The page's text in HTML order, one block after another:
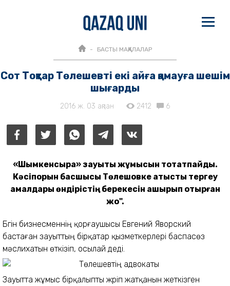
БАСТЫ МАҚАЛАЛАР
Сот Тоқтар Төлешевті екі айға қамауға шешім
шығарды
2016 ж. 03 ақпан 2412 6
«Шымкенсыра» зауыты жұмысын тоқтатпайды.
Кәсіпорын басшысы Төлешовке қатысты тергеу
амалдары өндірістің берекесін қашырып отырған
жоқ".
Бүгін бизнесменнің қорғаушысы Евгений Яворский
бастаған зауыттың бірқатар қызметкерлері баспасөз
мәслихатын өткізіп, осылай деді.
Зауытта жұмыс бірқалыпты жүріп жатқанын жеткізген